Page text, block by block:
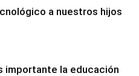
a nuestros hijos
importante la educación